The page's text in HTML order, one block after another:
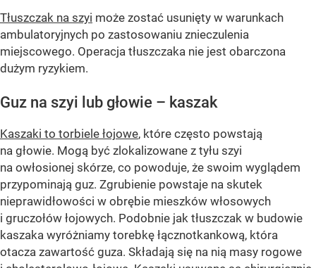
Tłuszczak na szyi może zostać usunięty w warunkach
ambulatoryjnych po zastosowaniu znieczulenia
miejscowego. Operacja tłuszczaka nie jest obarczona
dużym ryzykiem.
Guz na szyi lub głowie – kaszak
Kaszaki to torbiele łojowe, które często powstają
na głowie. Mogą być zlokalizowane z tyłu szyi
na owłosionej skórze, co powoduje, że swoim wyglądem
przypominają guz. Zgrubienie powstaje na skutek
nieprawidłowości w obrębie mieszków włosowych
i gruczołów łojowych. Podobnie jak tłuszczak w budowie
kaszaka wyróżniamy torebkę łącznotkankową, która
otacza zawartość guza. Składają się na nią masy rogowe